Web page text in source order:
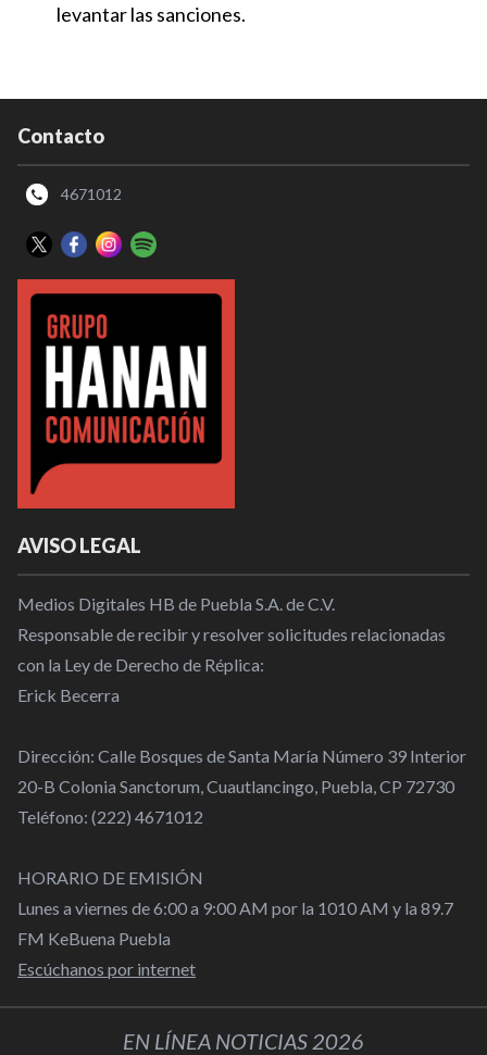
levantar las sanciones.
Contacto
4671012
AVISO LEGAL
Medios Digitales HB de Puebla S.A. de C.V.
Responsable de recibir y resolver solicitudes relacionadas
con la Ley de Derecho de Réplica:
Erick Becerra
Dirección: Calle Bosques de Santa María Número 39 Interior
20-B Colonia Sanctorum, Cuautlancingo, Puebla, CP 72730
Teléfono: (222) 4671012
HORARIO DE EMISIÓN
Lunes a viernes de 6:00 a 9:00 AM por la 1010 AM y la 89.7
FM KeBuena Puebla
Escúchanos por internet
EN LÍNEA NOTICIAS 2026